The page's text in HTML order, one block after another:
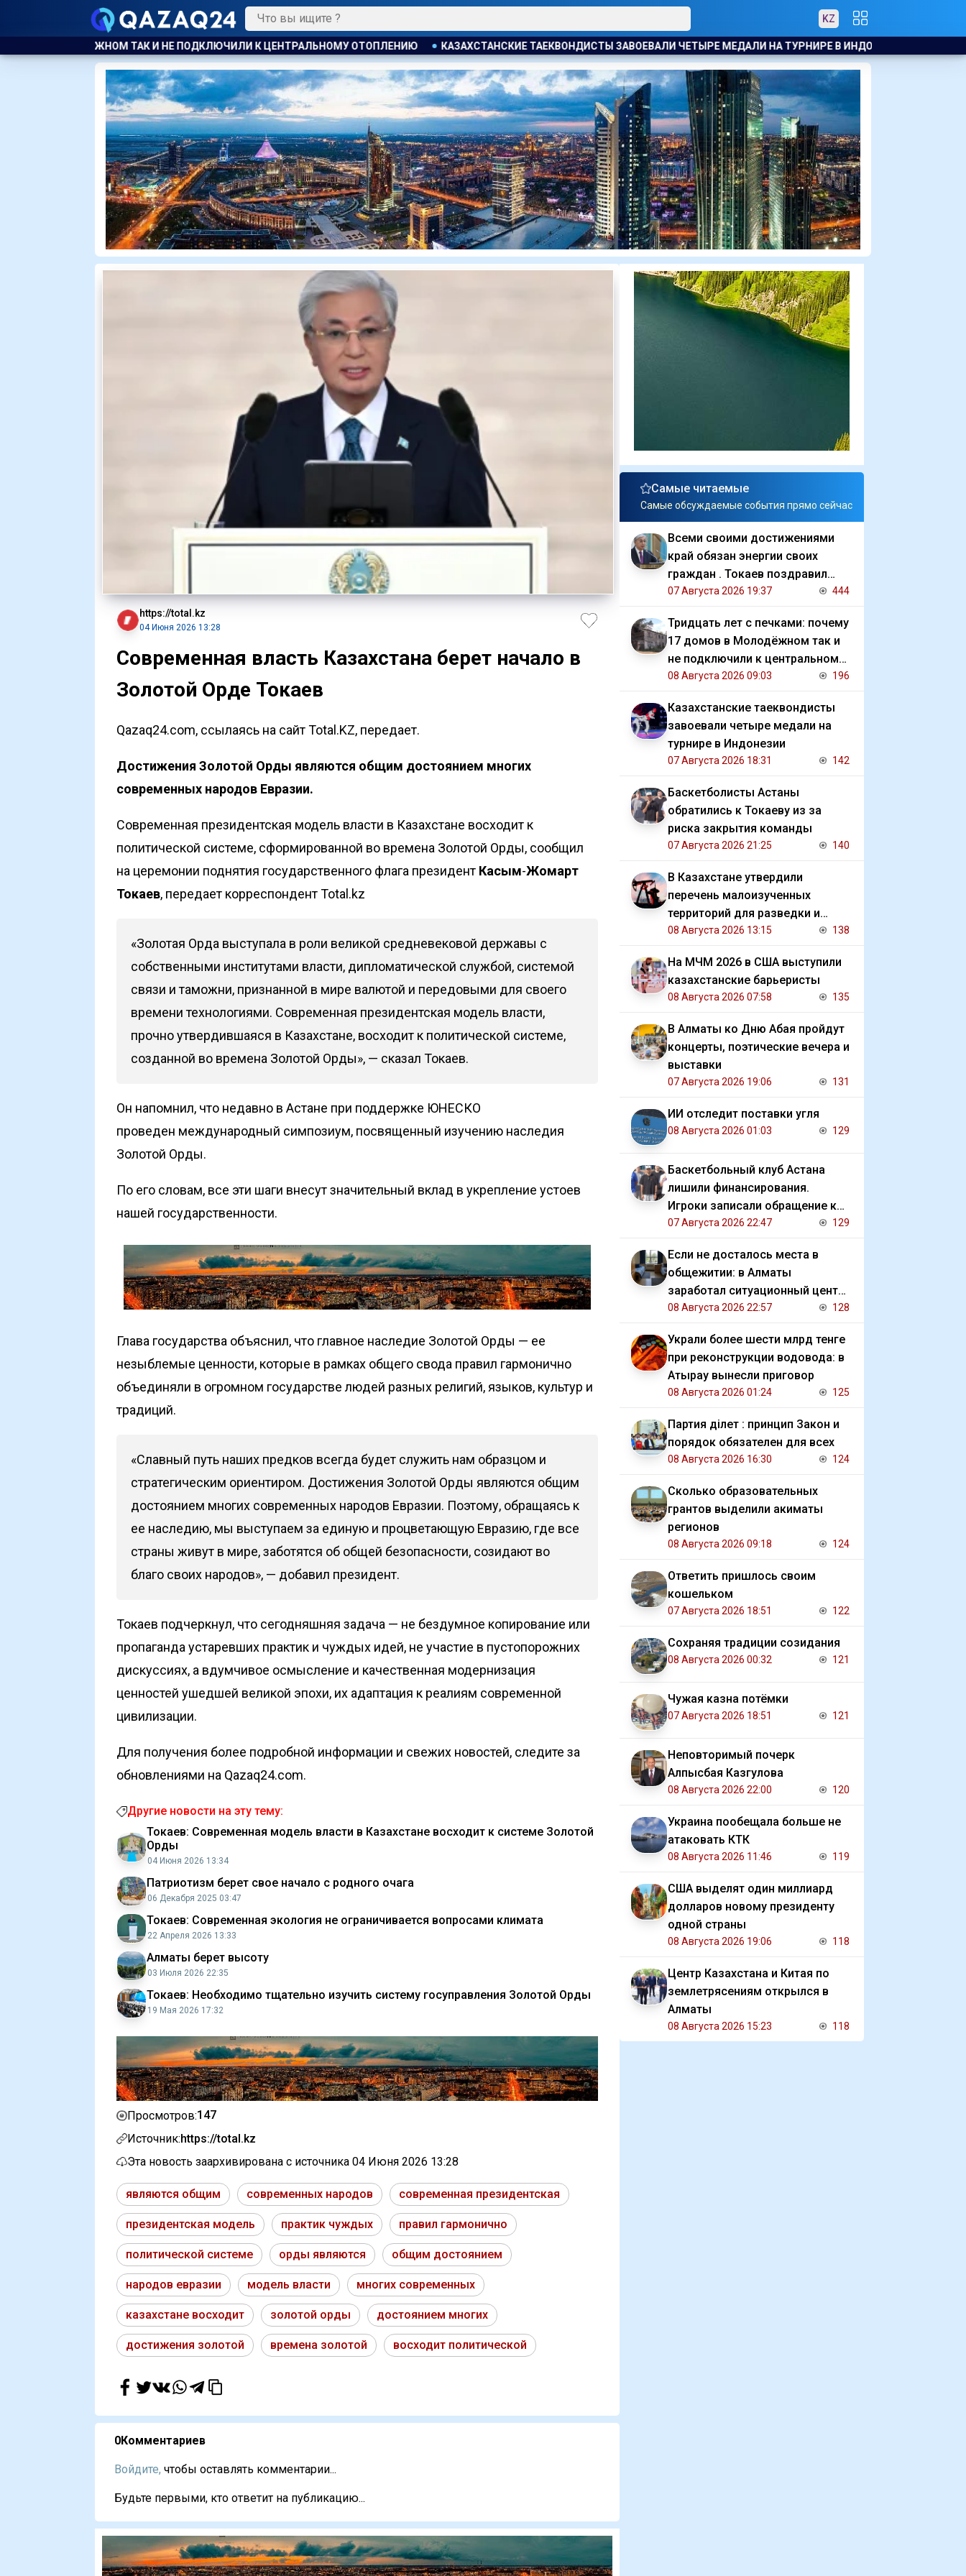
KZ
ПОДКЛЮЧИЛИ К ЦЕНТРАЛЬНОМУ ОТОПЛЕНИЮ КАЗАХСТАНСКИЕ ТАЕКВОНДИСТЫ ЗАВОЕВАЛИ ЧЕТЫРЕ МЕДАЛИ НА ТУРНИРЕ В ИНДОНЕЗИИ БАСКЕТБОЛИСТЫ АСТАНЫ
https://total.kz
04 Июня 2026 13:28
Современная власть Казахстана берет начало в
Золотой Орде Токаев
Qazaq24.com, ссылаясь на сайт Total.KZ, передает.
Достижения Золотой Орды являются общим достоянием многих
современных народов Евразии.
Современная президентская модель власти в Казахстане восходит к
политической системе, сформированной во времена Золотой Орды, сообщил
на церемонии поднятия государственного флага президент Касым-Жомарт
Токаев, передает корреспондент Total.kz
«Золотая Орда выступала в роли великой средневековой державы с
собственными институтами власти, дипломатической службой, системой
связи и таможни, признанной в мире валютой и передовыми для своего
времени технологиями. Современная президентская модель власти,
прочно утвердившаяся в Казахстане, восходит к политической системе,
созданной во времена Золотой Орды», — сказал Токаев.
Он напомнил, что недавно в Астане при поддержке ЮНЕСКО
проведен международный симпозиум, посвященный изучению наследия
Золотой Орды.
По его словам, все эти шаги внесут значительный вклад в укрепление устоев
нашей государственности.
Глава государства объяснил, что главное наследие Золотой Орды — ее
незыблемые ценности, которые в рамках общего свода правил гармонично
объединяли в огромном государстве людей разных религий, языков, культур и
традиций.
«Славный путь наших предков всегда будет служить нам образцом и
стратегическим ориентиром. Достижения Золотой Орды являются общим
достоянием многих современных народов Евразии. Поэтому, обращаясь к
ее наследию, мы выступаем за единую и процветающую Евразию, где все
страны живут в мире, заботятся об общей безопасности, созидают во
благо своих народов», — добавил президент.
Токаев подчеркнул, что сегодняшняя задача — не бездумное копирование или
пропаганда устаревших практик и чуждых идей, не участие в пустопорожних
дискуссиях, а вдумчивое осмысление и качественная модернизация
ценностей ушедшей великой эпохи, их адаптация к реалиям современной
цивилизации.
Для получения более подробной информации и свежих новостей, следите за
обновлениями на Qazaq24.com.
Другие новости на эту тему:
Токаев: Современная модель власти в Казахстане восходит к системе Золотой
Орды
04 Июня 2026 13:34
Патриотизм берет свое начало с родного очага
06 Декабря 2025 03:47
Токаев: Современная экология не ограничивается вопросами климата
22 Апреля 2026 13:33
Алматы берет высоту
03 Июля 2026 22:35
Токаев: Необходимо тщательно изучить систему госуправления Золотой Орды
19 Мая 2026 17:32
Просмотров:147
Источник:https://total.kz
Эта новость заархивирована с источника 04 Июня 2026 13:28
являются общим современных народов современная президентская
президентская модель практик чуждых правил гармонично
политической системе орды являются общим достоянием
народов евразии модель власти многих современных
казахстане восходит золотой орды достоянием многих
достижения золотой времена золотой восходит политической
0Комментариев
Войдите, чтобы оставлять комментарии...
Будьте первыми, кто ответит на публикацию...
Самые читаемые
Самые обсуждаемые события прямо сейчас
Всеми своими достижениями
край обязан энергии своих
граждан . Токаев поздравил
жителей СКО с 90 летием
07 Августа 2026 19:37 444
Тридцать лет с печками: почему
17 домов в Молодёжном так и
не подключили к центральному
отоплению
08 Августа 2026 09:03 196
Казахстанские таеквондисты
завоевали четыре медали на
турнире в Индонезии
07 Августа 2026 18:31 142
Баскетболисты Астаны
обратились к Токаеву из за
риска закрытия команды
07 Августа 2026 21:25 140
В Казахстане утвердили
перечень малоизученных
территорий для разведки и
добычи углеводородов
08 Августа 2026 13:15 138
На МЧМ 2026 в США выступили
казахстанские барьеристы
08 Августа 2026 07:58 135
В Алматы ко Дню Абая пройдут
концерты, поэтические вечера и
выставки
07 Августа 2026 19:06 131
ИИ отследит поставки угля
08 Августа 2026 01:03 129
Баскетбольный клуб Астана
лишили финансирования.
Игроки записали обращение к
президенту
07 Августа 2026 22:47 129
Если не досталось места в
общежитии: в Алматы
заработал ситуационный центр
для студентов
08 Августа 2026 22:57 128
Украли более шести млрд тенге
при реконструкции водовода: в
Атырау вынесли приговор
08 Августа 2026 01:24 125
Партия Әділет : принцип Закон и
порядок обязателен для всех
08 Августа 2026 16:30 124
Сколько образовательных
грантов выделили акиматы
регионов
08 Августа 2026 09:18 124
Ответить пришлось своим
кошельком
07 Августа 2026 18:51 122
Сохраняя традиции созидания
08 Августа 2026 00:32 121
Чужая казна потёмки
07 Августа 2026 18:51 121
Неповторимый почерк
Алпысбая Казгулова
08 Августа 2026 22:00 120
Украина пообещала больше не
атаковать КТК
08 Августа 2026 11:46 119
США выделят один миллиард
долларов новому президенту
одной страны
08 Августа 2026 19:06 118
Центр Казахстана и Китая по
землетрясениям открылся в
Алматы
08 Августа 2026 15:23 118